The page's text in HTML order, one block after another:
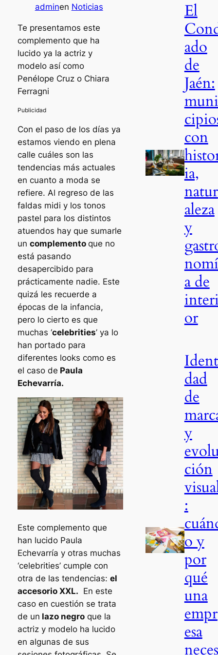
adminen Noticias
Te presentamos este
complemento que ha
lucido ya la actriz y
modelo así como
Penélope Cruz o Chiara
Ferragni
Con el paso de los días ya
estamos viendo en plena
calle cuáles son las
tendencias más actuales
en cuanto a moda se
refiere. Al regreso de las
faldas midi y los tonos
pastel para los distintos
atuendos hay que sumarle
un complemento que no
está pasando
desapercibido para
prácticamente nadie. Este
quizá les recuerde a
épocas de la infancia,
pero lo cierto es que
muchas ‘celebrities’ ya lo
han portado para
diferentes looks como es
el caso de Paula
Echevarría.
Este complemento que
han lucido Paula
Echevarría y otras muchas
‘celebrities’ cumple con
otra de las tendencias: el
accesorio XXL. En este
caso en cuestión se trata
de un lazo negroque la
actriz y modelo ha lucido
en algunas de sus
El
ado
de
Jaén:
muni
con
ia,
natur
aleza
y
nomí
a de
or
dad
de
y
ción
:
o y
por
qué
una
empr
esa